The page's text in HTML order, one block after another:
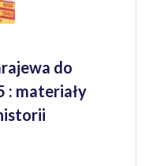
do
: materiały